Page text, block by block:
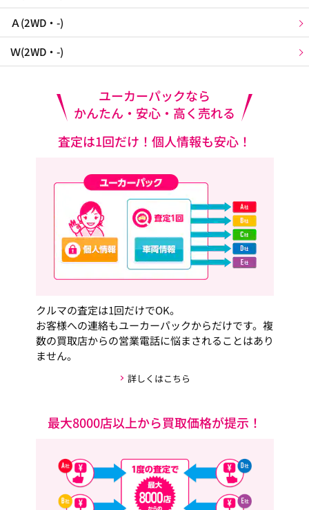
Ａ(2WD・-)
Ｗ(2WD・-)
ユーカーパックなら
かんたん・安心・高く売れる
査定は1回だけ！個人情報も安心！
クルマの査定は1回だけでOK。
お客様への連絡もユーカーパックからだけです。複
数の買取店からの営業電話に悩まされることはあり
ません。
詳しくはこちら
最大8000店以上から買取価格が提示！